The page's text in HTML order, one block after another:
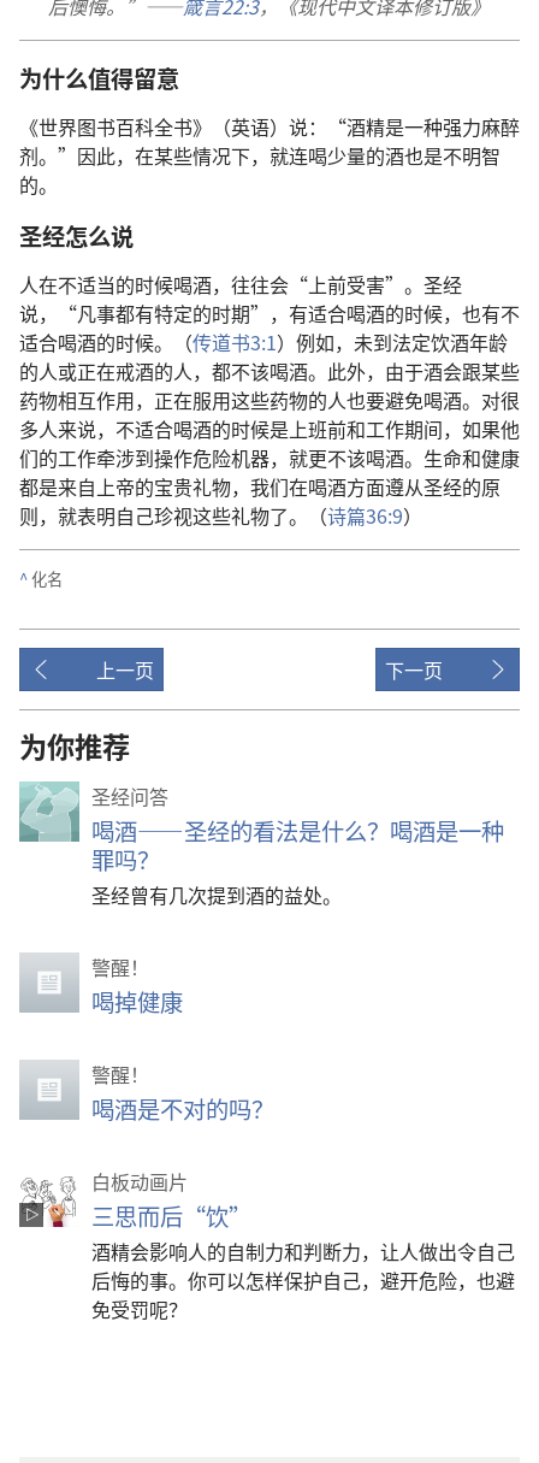
为什么值得留意
《世界图书百科全书》（英语）说：“酒精是一种强力麻醉
剂。”因此，在某些情况下，就连喝少量的酒也是不明智
的。
圣经怎么说
人在不适当的时候喝酒，往往会“上前受害”。圣经
说，“凡事都有特定的时期”，有适合喝酒的时候，也有不
适合喝酒的时候。（传道书3:1）例如，未到法定饮酒年龄
的人或正在戒酒的人，都不该喝酒。此外，由于酒会跟某些
药物相互作用，正在服用这些药物的人也要避免喝酒。对很
多人来说，不适合喝酒的时候是上班前和工作期间，如果他
们的工作牵涉到操作危险机器，就更不该喝酒。生命和健康
都是来自上帝的宝贵礼物，我们在喝酒方面遵从圣经的原
则，就表明自己珍视这些礼物了。（诗篇36:9）
^化名
上一页 下一页
为你推荐
圣经问答
喝酒——圣经的看法是什么？喝酒是一种
罪吗？
圣经曾有几次提到酒的益处。
警醒！
喝掉健康
警醒！
喝酒是不对的吗？
白板动画片
三思而后“饮”
酒精会影响人的自制力和判断力，让人做出令自己
后悔的事。你可以怎样保护自己，避开危险，也避
免受罚呢？